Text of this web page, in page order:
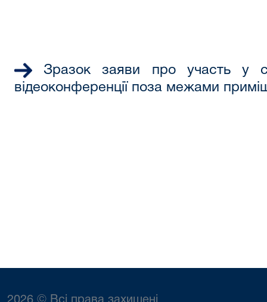
Зразок заяви про участь у
відеоконференції поза межами